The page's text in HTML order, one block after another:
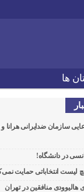
ها
سازمان ضدایرانی
در دانشگاه!
لیست انتخاباتی حمایت
هالیوودی منافقین در تهران